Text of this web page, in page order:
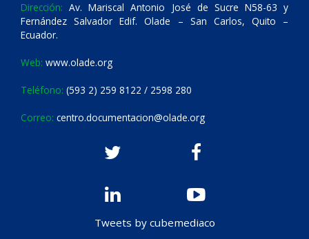
Dirección: Av. Mariscal Antonio José de Sucre N58-63 y
Fernández Salvador Edif. Olade – San Carlos, Quito –
Ecuador.
Web: www.olade.org
Teléfono: (593 2) 259 8122 / 2598 280
Correo: centro.documentacion@olade.org
Tweets by cubemediaco